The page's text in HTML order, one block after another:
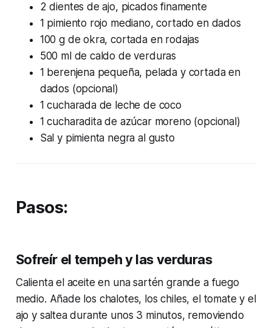
2 dientes de ajo, picados finamente
1 pimiento rojo mediano, cortado en dados
100 g de okra, cortada en rodajas
500 ml de caldo de verduras
1 berenjena pequeña, pelada y cortada en
dados (opcional)
1 cucharada de leche de coco
1 cucharadita de azúcar moreno (opcional)
Sal y pimienta negra al gusto
Pasos:
Sofreír el tempeh y las verduras
Calienta el aceite en una sartén grande a fuego
medio. Añade los chalotes, los chiles, el tomate y el
ajo y saltea durante unos 3 minutos, removiendo